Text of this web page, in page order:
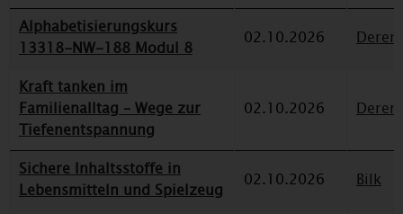
Alphabetisierungskurs
13318-NW-188 Modul 8
02.10.2026
Kraft tanken im
Familienalltag – Wege zur
Tiefenentspannung
02.10.2026
Sichere Inhaltsstoffe in
Lebensmitteln und Spielzeug
02.10.2026 Bilk